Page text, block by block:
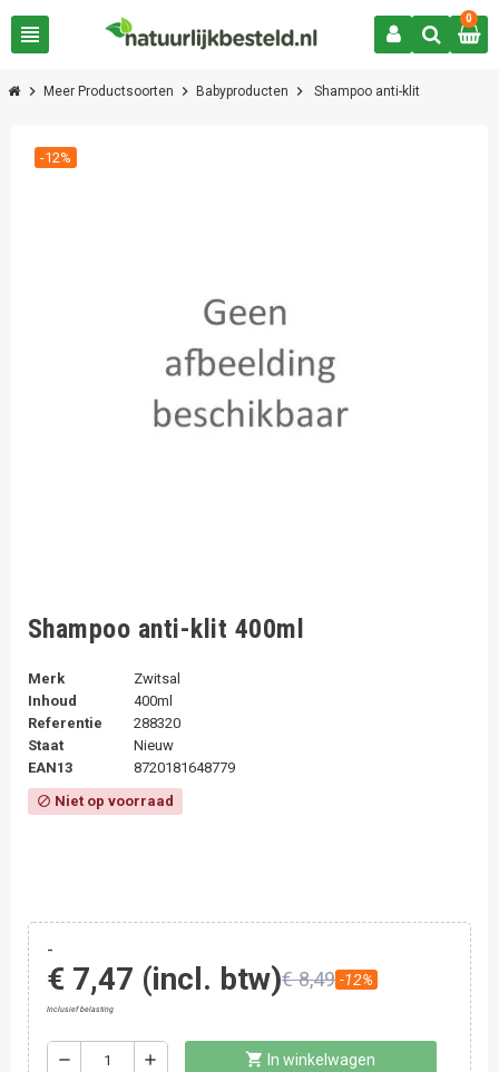
view_headline
0
chevron_right Meer Productsoorten chevron_right Babyproducten chevron_right Shampoo anti-klit
-12%
Shampoo anti-klit 400ml
Merk
Zwitsal
Inhoud
400ml
Referentie
288320
Staat
Nieuw
EAN13
8720181648779
block Niet op voorraad
-
€ 7,47 (incl. btw)€ 8,49 -12%
Inclusief belasting
remove add shopping_cart In winkelwagen